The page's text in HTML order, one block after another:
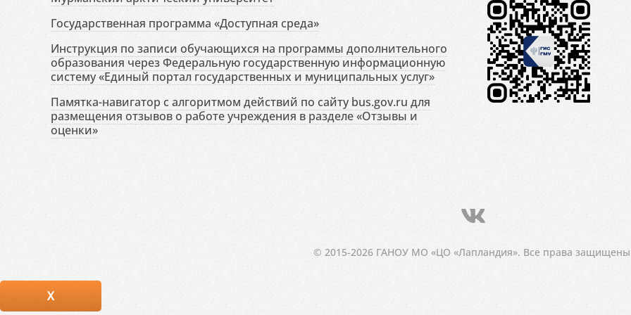
Государственная программа «Доступная среда»
Инструкция по записи обучающихся на программы дополнительного
образования через Федеральную государственную информационную
систему «Единый портал государственных и муниципальных услуг»
Памятка-навигатор с алгоритмом действий по сайту bus.gov.ru для
размещения отзывов о работе учреждения в разделе «Отзывы и
оценки»
© 2015-2026 ГАНОУ МО «ЦО «Лапландия». Все права
X